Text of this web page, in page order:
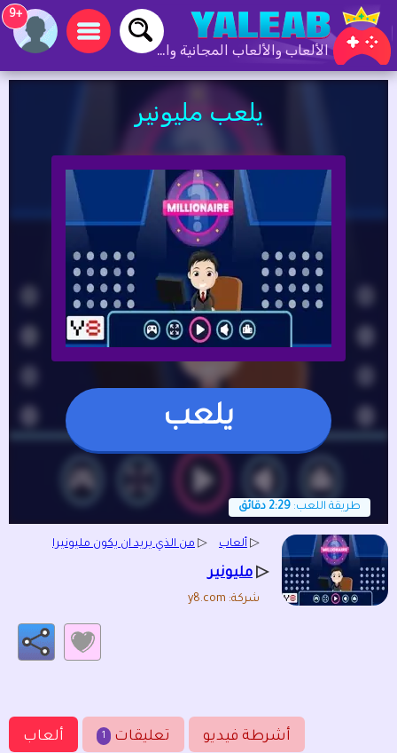
الألعاب والألعاب المجانية والألعاب عبر الإنترنت
+9
يلعب مليونير
يلعب
طريقة اللعب: 2:29 دقائق
▷ ألعاب ▷ من الذي يريد ان يكون مليونيرا
▷ مليونير
شركة: y8.com
ألعاب 1 تعليقات أشرطة فيديو